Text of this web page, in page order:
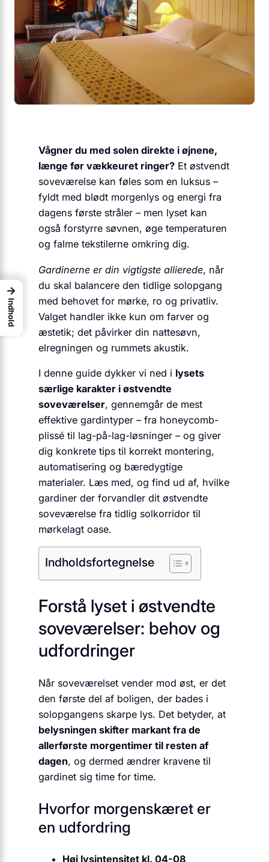
Vågner du med solen direkte i øjnene,
længe før vækkeuret ringer? Et østvendt
soveværelse kan føles som en luksus –
fyldt med blødt morgenlys og energi fra
dagens første stråler – men lyset kan
også forstyrre søvnen, øge temperaturen
og falme tekstilerne omkring dig.
Gardinerne er din vigtigste allierede, når
du skal balancere den tidlige solopgang
med behovet for mørke, ro og privatliv.
Valget handler ikke kun om farver og
æstetik; det påvirker din nattesøvn,
elregningen og rummets akustik.
I denne guide dykker vi ned i lysets
særlige karakter i østvendte
soveværelser, gennemgår de mest
effektive gardintyper – fra honeycomb-
plissé til lag-på-lag-løsninger – og giver
dig konkrete tips til korrekt montering,
automatisering og bæredygtige
materialer. Læs med, og find ud af, hvilke
gardiner der forvandler dit østvendte
soveværelse fra tidlig solkorridor til
mørkelagt oase.
Indholdsfortegnelse
Forstå lyset i østvendte
soveværelser: behov og
udfordringer
Når soveværelset vender mod øst, er det
den første del af boligen, der bades i
solopgangens skarpe lys. Det betyder, at
belysningen skifter markant fra de
allerførste morgentimer til resten af
dagen, og dermed ændrer kravene til
gardinet sig time for time.
Hvorfor morgenskæret er
en udfordring
Høj lysintensitet kl. 04-08
→
Indhold